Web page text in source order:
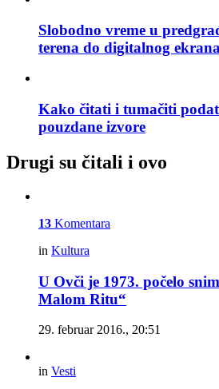
Slobodno vreme u
terena do digitalnog ekrana
Kako čitati i tumačiti
pouzdane izvore
Drugi su čitali i ovo
13 Komentara
in Kultura
U Ovči je 1973. počelo
Malom Ritu“
29. februar 2016., 20:51
in Vesti